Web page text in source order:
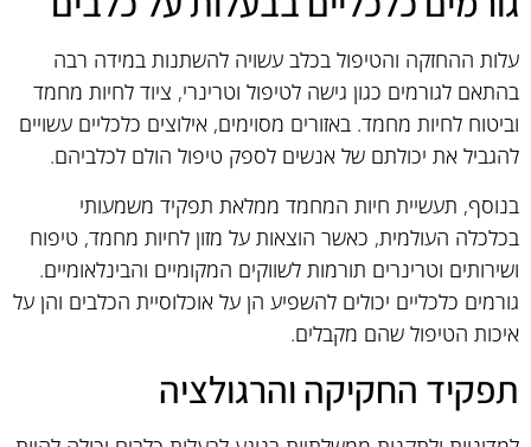
עלות ההחזקה והטיפול בכלב עשויה להשתנות במידה רבה
בהתאם לגורמים כגון גישה לטיפול וטרינרי, ציוד לחיות מחמד
וביטוח לחיות מחמד. באזורים מסוימים, אילוצים כלכליים עשויים
להגביל את יכולתם של אנשים לספק טיפול הולם לכלביהם.
בנוסף, תעשיית חיות המחמד ממלאת תפקיד משמעותי
בכלכלה העולמית, כאשר הוצאות על מזון לחיות מחמד, טיפוח
ושירותים וטרינרים תורמות לשווקים המקומיים והבינלאומיים.
גורמים כלכליים יכולים להשפיע הן על אוכלוסיית הכלבים והן על
איכות הטיפול שהם מקבלים.
תפקיד החקיקה והרגולציה